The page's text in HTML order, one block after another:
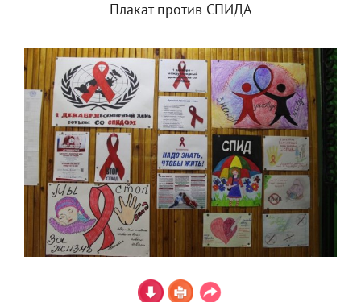
Плакат против СПИДА